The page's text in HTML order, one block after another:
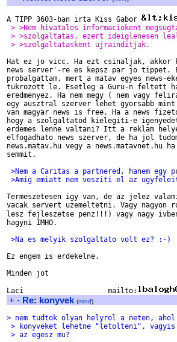
A TIPP 3603-ban irta Kiss Gabor
> >Nem hivatalos informaciokent
> >szolgaltatas, ezert ideiglenesen
> >szolgaltataskent ujrainditjak.
Hat ez jo vicc. Ha ezt csinaljak, akkor
news server'-re es kepsz par jo tippet.
probalgattam, mert a matav egyes news-
tukrozott le. Esetleg a Guru-n feltett
eredmenyez. Ha nem megy ( nem vagy
egy ausztral szerver lehet gyorsabb
van magyar news is free. Ha a news
hogy a szolgaltatod kielegiti-e
erdemes lenne valtani? Itt a reklam
elfogadhato news szerver, de ha jol
news.matav.hu vegy a news.matavnet.hu
semmit.
>Nem a Caritas a partnered, hanem
>Amig emiatt nem vesziti el az
Termeszetesen igy van, de az jelez
vacak servert uzemeltetni. Vagy nagyon
lesz fejleszetse penz!!!) vagy nagy
hagyni IMHO.
>Na es melyik szolgaltato volt ez? :-)
Ez engem is erdekelne.
Minden jot
Laci                    mailto:
+ - Re: konyvek (mind)
> nem tudtok olyan helyrol a neten,
> konyveket lehetne "letolteni", vagyis
> az egesz mu?